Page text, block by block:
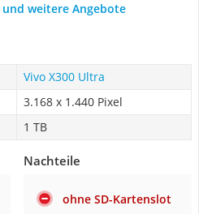
weitere Angebote
Vivo X300 Ultra
3.168 x 1.440 Pixel
1 TB
Nachteile
ohne SD-Kartenslot